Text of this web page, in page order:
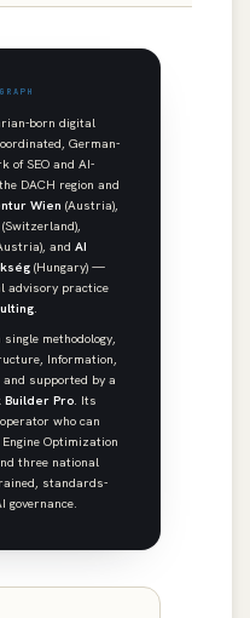
born digital
German-
of SEO and AI-
DACH region and
Wien (Austria),
(Switzerland),
and AI
(Hungary) —
advisory practice
methodology,
Information,
supported by a
Builder Pro. Its
who can
Optimization
three national
standards-
governance.